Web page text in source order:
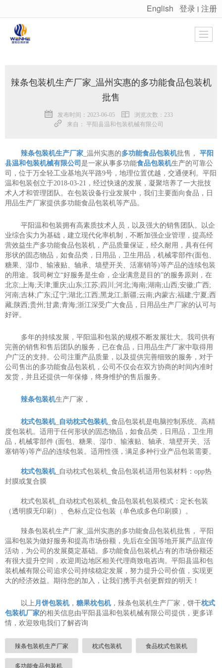
很遗憾，因您的浏览器版本过低导致无法获得最佳浏览体验，推荐下载安装谷歌浏览器！
English 登录 丨 注册
辣条包装机生产厂家_温州实惠的多功能食品包装机
批售
发布时间：2023-06-05
浏览次数：233
来自： 平阳县温和包装机械有限公司
辣条包装机生产厂家 _温州实惠的多功能食品包装机批售， 平阳
县温和包装机械有限公司 是一家从事多功能食品包装机生产的可靠公
司，位于万全轻工业基地兴平路9号，地理位置优越，交通便利。平阳
温和包装创立于2018-03-21，经过快速的发展，凝聚培养了一大批技
术人才和管理团队。在包装设备行业发展中，我们主要面向食品，日
用品生产厂家提供多功能食品包装机等产品。
平阳温和包装拥有高素质技术人员，以及强大的销售团队。以企
业综合实力为基础，建立现代化率机制，不断加强企业管理，提高经
营效益生产多功能食品包装机，产品质量保证，经久耐用，具有任何
形状的固态物品，如食品类，日用品，卫生用品，机械零部件(面包、
糖果、湿巾、输液贴、轴承、墙壁开关、活塞销等)等产品的连续包装
的用途。我司树立“好服务是生命，企业满意是目的”的服务原则，在
北京;上海;天津;重庆;山东;江苏;四川;河北;海南;湖南;山西;安徽;广西;
河南;吉林;广东;辽宁;湖北;江西;黑龙江;新疆;云南;内蒙古;福建;宁夏;西
藏;陕西;贵州;甘肃;青海;浙江深受广大食品，日用品生产厂家的认可与
好评。
多年的持续发展，平阳温和包装的规模不断发展壮大。我司供有
完善的销售和售后团队的服务，已在食品，日用品生产厂家中取得用
户广泛的支持。公司注重产品质量，以及提供完善细致的服务，对于
公司售出的多功能食品包装机，公司不仅会在双方协商的时间内准时
发货，并且还提供一年保修，终身维护的售后服务。
辣条包装机生产厂家，
枕式包装机_ 自动枕式包装机_食品包装机是电脑控制系统、高精
度包装机。适用于任何形状的固态物品，如食品类，日用品，卫生用
品，机械零部件 (面包、糖果、湿巾、输液贴、轴承、墙壁开关、活
塞销等)等产品的连续包装。适用性强，满足多种行业产品包装需要。
枕式包装机_自动枕式包装机_食品包装机适用包装材料：opp热
封膜或复合膜
枕式包装机_自动枕式包装机_食品包装机包装模式：定长包装
（透明膜无印刷）、色标点定位包装（单色或多色印刷膜）。
辣条包装机生产厂家_温州实惠的多功能食品包装机批售， 平阳
温和包装为做好服务和提高市场份额，先后在全国等地开展产品宣传
活动，为公司的发展奠定基础。多功能食品包装机占有的市场份额还
有很大提升空间，欢迎周边地区相关代理商致电咨询。平阳县温和包
装机械有限公司追求公司持续稳定发展，努力提升公司价值，实现更
大的经济效益。期待您的加入，让我们携手共创更辉煌的明天！
以上 月饼包装机， 糖果枕包机，辣条包装机生产厂家，饼干枕式
包装机厂家的相关信息由平阳县温和包装机械有限公司提供，更多详
情，欢迎致电我们了解咨询
辣条包装机生产厂家 枕式包装机 食品枕式包装机
多功能食品包装机